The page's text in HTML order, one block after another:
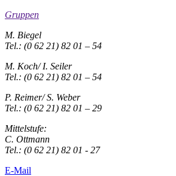
Gruppen
M. Biegel
Tel.: (0 62 21) 82 01 – 54
M. Koch/ I. Seiler
Tel.: (0 62 21) 82 01 – 54
P. Reimer/ S. Weber
Tel.: (0 62 21) 82 01 – 29
Mittelstufe:
C. Ottmann
Tel.: (0 62 21) 82 01 - 27
E-Mail